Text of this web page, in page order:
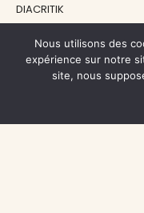
DIACRITIK
NOS SOUTIENS
CENTRE NATIONAL DU
Nous utilisons des
expérience sur notre
site, nous